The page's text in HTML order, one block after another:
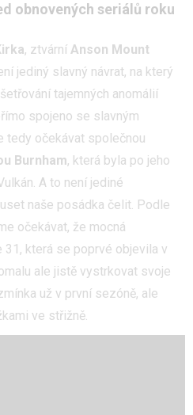
obnovených seriálů roku
, ztvární Anson Mount
jediný slavný návrat, na který
tajemných anomálií
spojeno se slavným
tedy očekávat společnou
Burnham, která byla po jeho
A to není jediné
naše posádka čelit. Podle
očekávat, že mocná
která se poprvé objevila v
ale jistě vystrkovat svoje
už v první sezóně, ale
ve střižně.